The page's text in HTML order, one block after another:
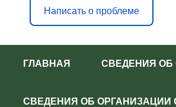
Написать о проблеме
ГЛАВНАЯ СВЕДЕНИЯ ОБ
СВЕДЕНИЯ ОБ ОРГАНИЗАЦИИ